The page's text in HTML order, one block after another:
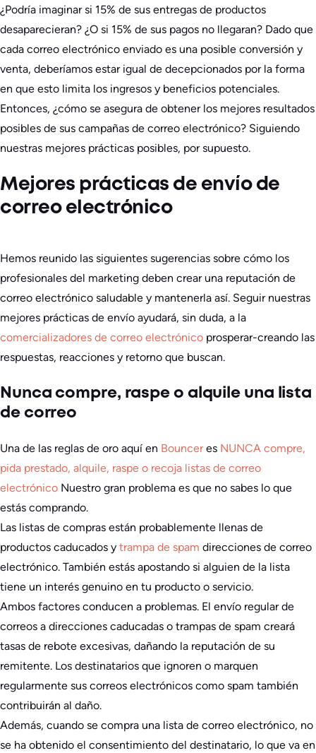
¿Podría imaginar si 15% de sus entregas de productos
desaparecieran? ¿O si 15% de sus pagos no llegaran? Dado que
cada correo electrónico enviado es una posible conversión y
venta, deberíamos estar igual de decepcionados por la forma
en que esto limita los ingresos y beneficios potenciales.
Entonces, ¿cómo se asegura de obtener los mejores resultados
posibles de sus campañas de correo electrónico? Siguiendo
nuestras mejores prácticas posibles, por supuesto.
Mejores prácticas de envío de
correo electrónico
Hemos reunido las siguientes sugerencias sobre cómo los
profesionales del marketing deben crear una reputación de
correo electrónico saludable y mantenerla así. Seguir nuestras
mejores prácticas de envío ayudará, sin duda, a la
comercializadores de correo electrónico prosperar-creando las
respuestas, reacciones y retorno que buscan.
Nunca compre, raspe o alquile una lista
de correo
Una de las reglas de oro aquí en Bounceres NUNCA compre,
pida prestado, alquile, raspe o recoja listas de correo
electrónico Nuestro gran problema es que no sabes lo que
estás comprando.
Las listas de compras están probablemente llenas de
productos caducados y trampa de spam direcciones de correo
electrónico. También estás apostando si alguien de la lista
tiene un interés genuino en tu producto o servicio.
Ambos factores conducen a problemas. El envío regular de
correos a direcciones caducadas o trampas de spam creará
tasas de rebote excesivas, dañando la reputación de su
remitente. Los destinatarios que ignoren o marquen
regularmente sus correos electrónicos como spam también
contribuirán al daño.
Además, cuando se compra una lista de correo electrónico, no
se ha obtenido el consentimiento del destinatario, lo que va en